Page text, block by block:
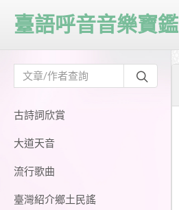
古詩詞欣賞
大道天音
流行歌曲
臺灣紹介鄉土民謠
臺語呼音音樂寶鑑